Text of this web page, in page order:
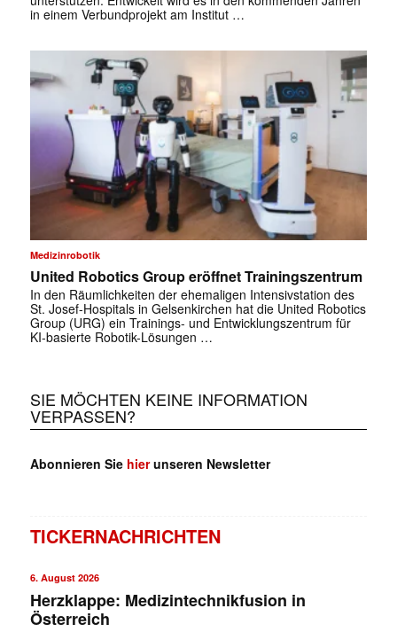
✕
in einem Verbundprojekt am Institut …
Medizinrobotik
United Robotics Group eröffnet Trainingszentrum
In den Räumlichkeiten der ehemaligen Intensivstation des
St. Josef-Hospitals in Gelsenkirchen hat die United Robotics
Group (URG) ein Trainings- und Entwicklungszentrum für
KI-basierte Robotik-Lösungen …
SIE MÖCHTEN KEINE INFORMATION
VERPASSEN?
Abonnieren Sie hierunseren Newsletter
TICKERNACHRICHTEN
6. August 2026
Herzklappe: Medizintechnikfusion in
Österreich